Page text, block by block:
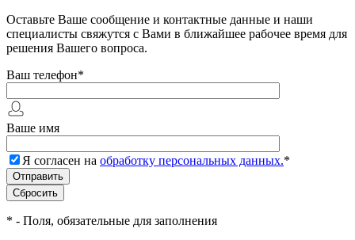
Оставьте Ваше сообщение и контактные данные и наши
специалисты свяжутся с Вами в ближайшее рабочее время для
решения Вашего вопроса.
Ваш телефон*
Ваше имя
Я согласен на обработку персональных данных.*
* - Поля, обязательные для заполнения